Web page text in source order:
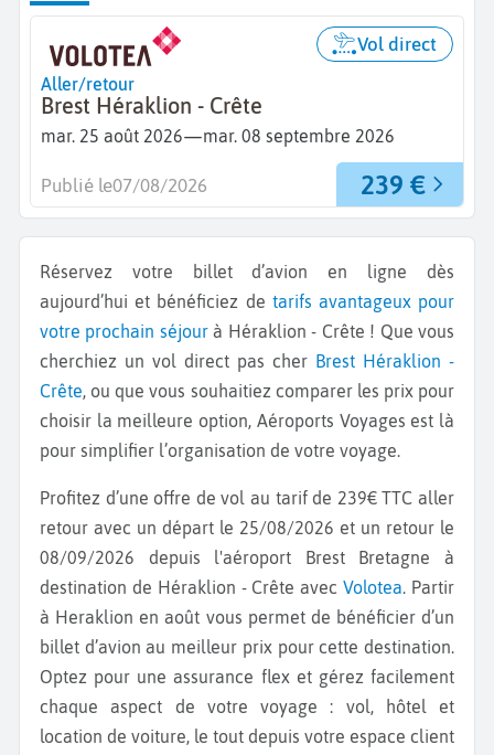
Aller/retour
Brest Héraklion - Crête
mar. 25 août 2026—mar. 08 septembre 2026
Vol direct
239 €
Publié le07/08/2026
Réservez votre billet d’avion en ligne dès
aujourd’hui et bénéficiez de tarifs avantageux pour
votre prochain séjourà Héraklion - Crête ! Que vous
cherchiez un vol direct pas cher Brest Héraklion -
Crête, ou que vous souhaitiez comparer les prix pour
choisir la meilleure option, Aéroports Voyages est là
pour simplifier l’organisation de votre voyage.
Profitez d’une offre de vol au tarif de 239€ TTC aller
retour avec un départ le 25/08/2026 et un retour le
08/09/2026 depuis l'aéroport Brest Bretagne à
destination de Héraklion - Crête avecVolotea. Partir
à Heraklion en août vous permet de bénéficier d’un
billet d’avion au meilleur prix pour cette destination.
Optez pour une assurance flex et gérez facilement
chaque aspect de votre voyage : vol, hôtel et
location de voiture, le tout depuis votre espace client